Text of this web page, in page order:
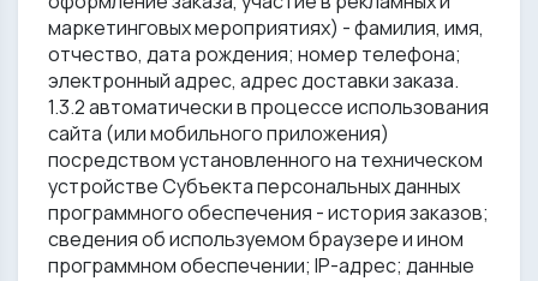
маркетинговых мероприятиях) - фамилия, имя,
отчество, дата рождения; номер телефона;
электронный адрес, адрес доставки заказа.
1.3.2 автоматически в процессе использования
сайта (или мобильного приложения)
посредством установленного на техническом
устройстве Субъекта персональных данных
программного обеспечения - история заказов;
сведения об используемом браузере и ином
программном обеспечении; IP-адрес; данные